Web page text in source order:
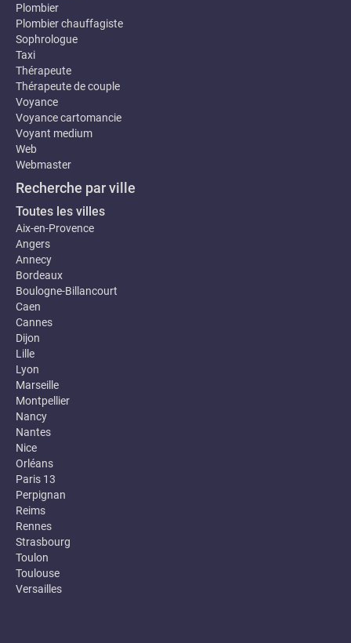
Plombier
Plombier chauffagiste
Sophrologue
Taxi
Thérapeute
Thérapeute de couple
Voyance
Voyance cartomancie
Voyant medium
Web
Webmaster
Recherche par ville
Toutes les villes
Aix-en-Provence
Angers
Annecy
Bordeaux
Boulogne-Billancourt
Caen
Cannes
Dijon
Lille
Lyon
Marseille
Montpellier
Nancy
Nantes
Nice
Orléans
Paris 13
Perpignan
Reims
Rennes
Strasbourg
Toulon
Toulouse
Versailles